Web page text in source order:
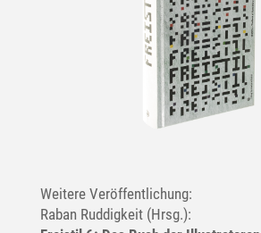
Weitere Veröffentlichung:
Raban Ruddigkeit (Hrsg.):